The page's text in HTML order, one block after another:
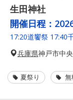
生田神社
開催日程：
17:20道饗祭 17:40
兵庫県神戸市中
夏祭り 無